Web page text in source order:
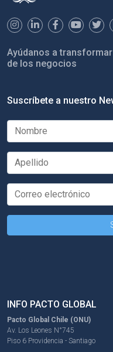
Ayúdanos a
de los negocios
Suscríbete a nuestro
INFO PACTO GLOBAL
Pacto Global Chile (ONU)
Av. Los Leones N°745
Piso 6 Providencia - Santiago